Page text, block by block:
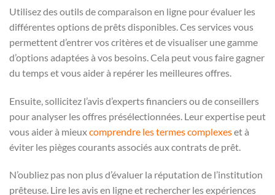
Utilisez des outils de comparaison en ligne pour évaluer les
différentes options de prêts disponibles. Ces services vous
permettent d’entrer vos critères et de visualiser une gamme
d’options adaptées à vos besoins. Cela peut vous faire gagner
du temps et vous aider à repérer les meilleures offres.
Ensuite, sollicitez l’avis d’experts financiers ou de conseillers
pour analyser les offres présélectionnées. Leur expertise peut
vous aider à mieuxcomprendre les termes complexeset à
éviter les pièges courants associés aux contrats de prêt.
N’oubliez pas non plus d’évaluer la réputation de l’institution
prêteuse. Lire les avis en ligne et rechercher les expériences